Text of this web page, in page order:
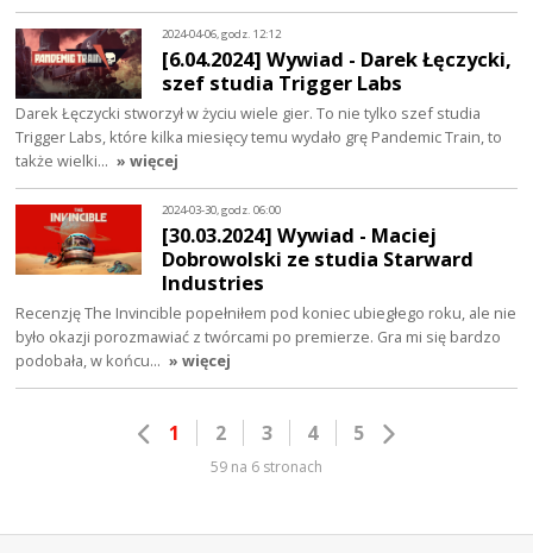
2024-04-06, godz. 12:12
[6.04.2024] Wywiad - Darek Łęczycki,
szef studia Trigger Labs
Darek Łęczycki stworzył w życiu wiele gier. To nie tylko szef studia
Trigger Labs, które kilka miesięcy temu wydało grę Pandemic Train, to
także wielki… » więcej
2024-03-30, godz. 06:00
[30.03.2024] Wywiad - Maciej
Dobrowolski ze studia Starward
Industries
Recenzję The Invincible popełniłem pod koniec ubiegłego roku, ale nie
było okazji porozmawiać z twórcami po premierze. Gra mi się bardzo
podobała, w końcu… » więcej
1 2 3 4 5
59 na 6 stronach